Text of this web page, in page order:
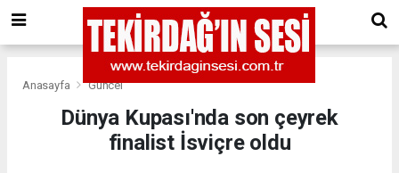
Anasayfa Güncel
Dünya Kupası'nda son çeyrek
finalist İsviçre oldu